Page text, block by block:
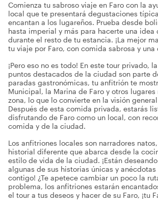
Comienza tu sabroso viaje en Faro con la
local que te presentará degustaciones
encantan a los lugareños. Prueba desde
hasta imperial y más para hacerte una idea
durante el resto de tu estancia. ¡La mejor
tu viaje por Faro, con comida sabrosa y una
¡Pero eso no es todo! En este tour privado,
puntos destacados de la ciudad son parte
paradas gastronómicas, tu anfitrión te
Municipal, la Marina de Faro y otros
zona, lo que lo convierte en la visión
Después de esta comida privada, estarás
disfrutando de Faro como un local, con
comida y de la ciudad.
Los anfitriones locales son narradores
historial diferente que abarca desde la
estilo de vida de la ciudad. ¡Están
algunas de sus historias únicas y anécdotas
contigo! ¿Te apetece cambiar un poco la
problema, los anfitriones estarán
el tour a tus deseos y hacer de su Faro, ¡tu